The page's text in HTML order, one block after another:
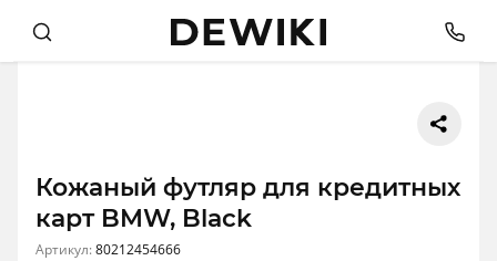
Кожаный футляр для кредитных
карт BMW, Black
Артикул:80212454666